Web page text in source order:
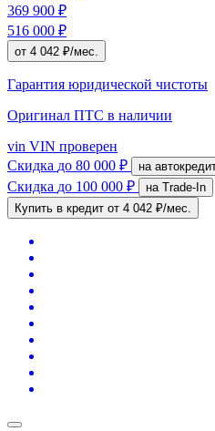
369 900 ₽
516 000 ₽
от 4 042 ₽/мес.
Гарантия юридической чистоты
Оригинал ПТС в наличии
vin VIN проверен
Скидка до 80 000 ₽ на
Скидка до 100 000 ₽
на Trade-In
Купить в кредит от 4 042 ₽/мес.